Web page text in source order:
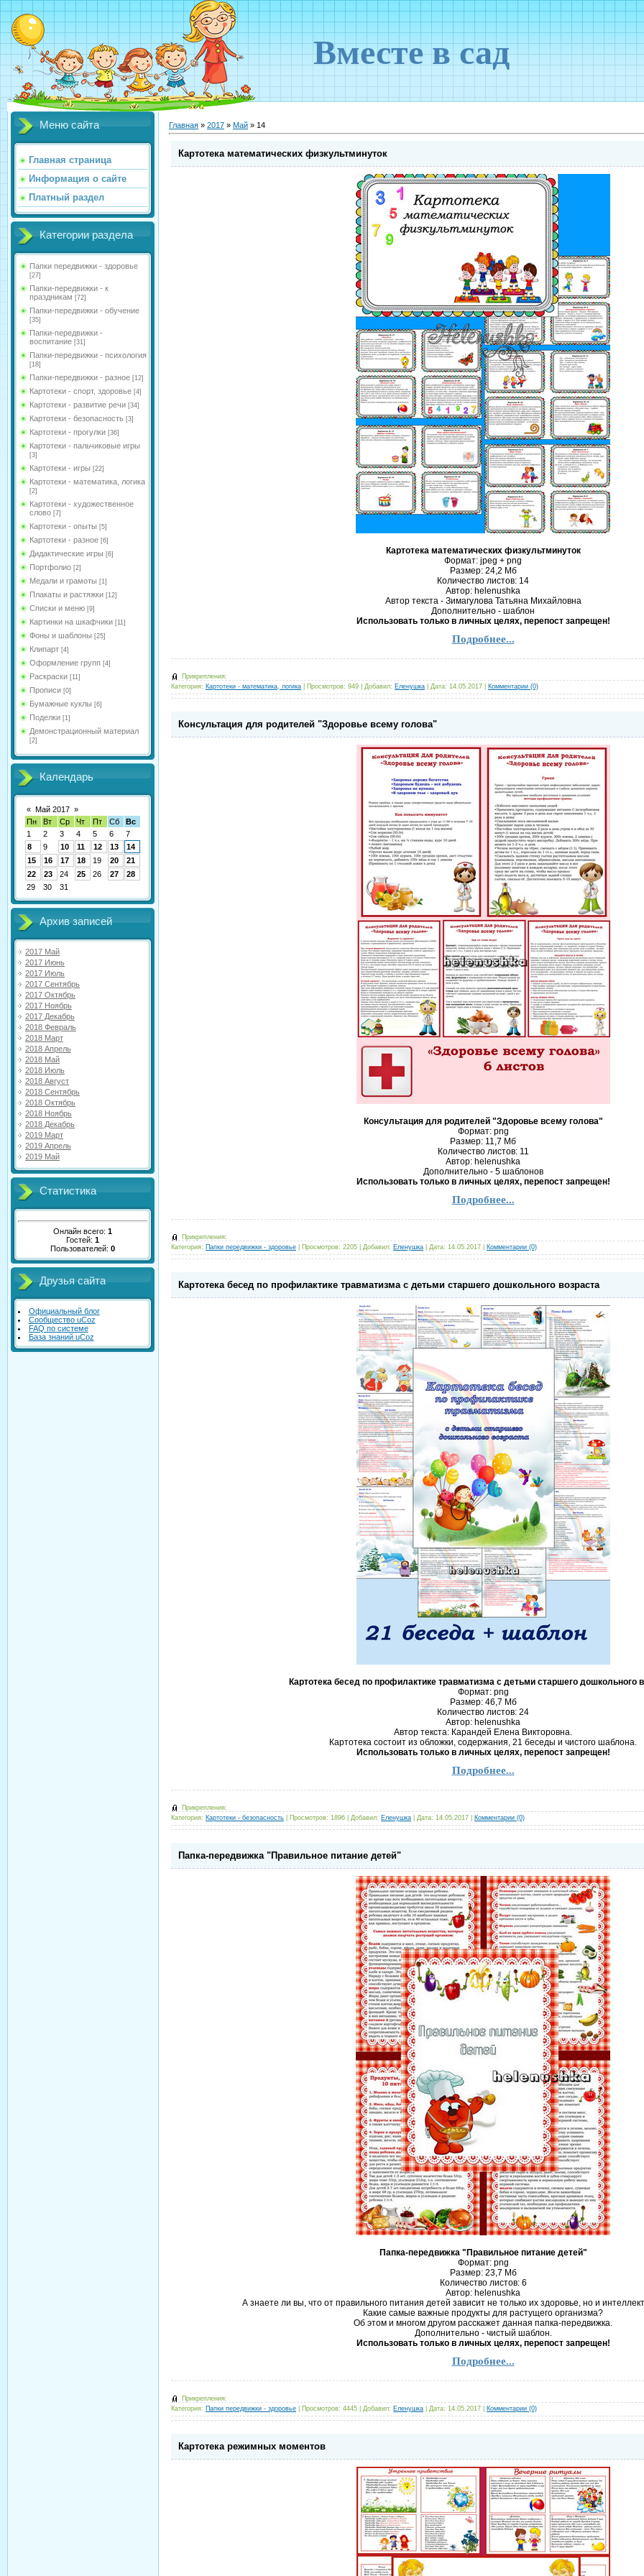
Вместе в сад
Меню сайта
Главная страница
Информация о сайте
Платный раздел
Категории раздела
Папки передвижки - здоровье
[27]
Папки-передвижки - к
праздникам [72]
Папки-передвижки - обучение
[35]
Папки-передвижки -
воспитание [31]
Папки-передвижки - психология
[18]
Папки-передвижки - разное [12]
Картотеки - спорт, здоровье [4]
Картотеки - развитие речи [34]
Картотеки - безопасность [3]
Картотеки - прогулки [36]
Картотеки - пальчиковые игры
[3]
Картотеки - игры [22]
Картотеки - математика, логика
[2]
Картотеки - художественное
слово [7]
Картотеки - опыты [5]
Картотеки - разное [6]
Дидактические игры [6]
Портфолио [2]
Медали и грамоты [1]
Плакаты и растяжки [12]
Списки и меню [9]
Картинки на шкафчики [11]
Фоны и шаблоны [25]
Клипарт [4]
Оформление групп [4]
Раскраски [11]
Прописи [0]
Бумажные куклы [6]
Поделки [1]
Демонстрационный материал
[2]
Календарь
« Май 2017 »
Пн
Вт Ср Чт Пт Сб
Вс
1
2 3 4 5 6
7
8
9 10 11 12 13
14
15
16 17 18 19 20
21
22
23 24 25 26 27
28
29
30 31
Архив записей
2017 Май
2017 Июнь
2017 Июль
2017 Сентябрь
2017 Октябрь
2017 Ноябрь
2017 Декабрь
2018 Февраль
2018 Март
2018 Апрель
2018 Май
2018 Июль
2018 Август
2018 Сентябрь
2018 Октябрь
2018 Ноябрь
2018 Декабрь
2019 Март
2019 Апрель
2019 Май
Статистика
Онлайн всего: 1
Гостей: 1
Пользователей: 0
Друзья сайта
Официальный блог
Сообщество uCoz
FAQ по системе
База знаний uCoz
Главная » 2017 » Май » 14
Картотека математических физкультминуток
Картотека математических физкультминуток
Формат: jpeg + png
Размер: 24,2 Mб
Количество листов: 14
Автор: helenushka
Автор текста - Зимагулова Татьяна Михайловна
Дополнительно - шаблон
Использовать только в личных целях, перепост запрещен!
Подробнее...
Прикрепления:
Категория: Картотеки - математика, логика Просмотров: 949 Добавил: Еленушка Дата: 14.05.2017 Комментарии (0)
Консультация для родителей "Здоровье всему голова"
Консультация для родителей "Здоровье всему голова"
Формат: png
Размер: 11,7 Mб
Количество листов: 11
Автор: helenushka
Дополнительно - 5 шаблонов
Использовать только в личных целях, перепост запрещен!
Подробнее...
Прикрепления:
Категория: Папки передвижки - здоровье Просмотров: 2205 Добавил: Еленушка Дата: 14.05.2017 Комментарии (0)
Картотека бесед по профилактике травматизма с детьми старшего дошкольного возраста
Картотека бесед по профилактике травматизма с детьми старшего дошкольного
Формат: png
Размер: 46,7 Mб
Количество листов: 24
Автор: helenushka
Автор текста: Карандей Елена Викторовна.
Картотека состоит из обложки, содержания, 21 беседы и чистого шаблона.
Использовать только в личных целях, перепост запрещен!
Подробнее...
Прикрепления:
Категория: Картотеки - безопасность Просмотров: 1896 Добавил: Еленушка Дата: 14.05.2017 Комментарии (0)
Папка-передвижка "Правильное питание детей"
Папка-передвижка "Правильное питание детей"
Формат: png
Размер: 23,7 Mб
Количество листов: 6
Автор: helenushka
А знаете ли вы, что от правильного питания детей зависит не только их здоровье, но и
Какие самые важные продукты для растущего организма?
Об этом и многом другом расскажет данная папка-передвижка.
Дополнительно - чистый шаблон.
Использовать только в личных целях, перепост запрещен!
Подробнее...
Прикрепления:
Категория: Папки передвижки - здоровье Просмотров: 4445 Добавил: Еленушка Дата: 14.05.2017 Комментарии (0)
Картотека режимных моментов